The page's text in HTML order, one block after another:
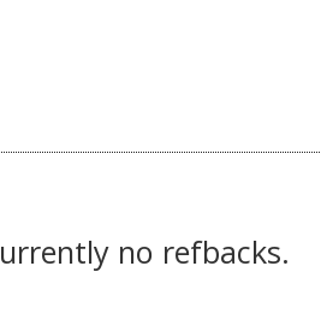
no refbacks.